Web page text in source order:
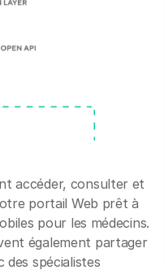
accéder, consulter et
portail Web prêt à
pour les médecins.
également partager
spécialistes